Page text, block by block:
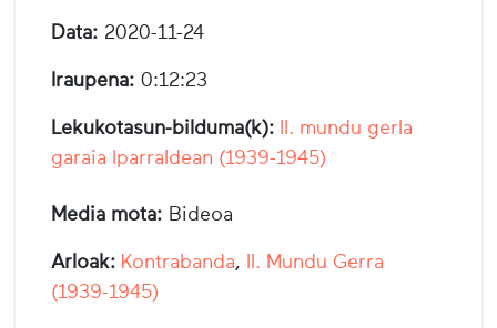
Data: 2020-11-24
Iraupena: 0:12:23
Lekukotasun-bilduma(k): II. mundu gerla
garaia Iparraldean (1939-1945)
Media mota: Bideoa
Arloak: Kontrabanda, II. Mundu Gerra
(1939-1945)